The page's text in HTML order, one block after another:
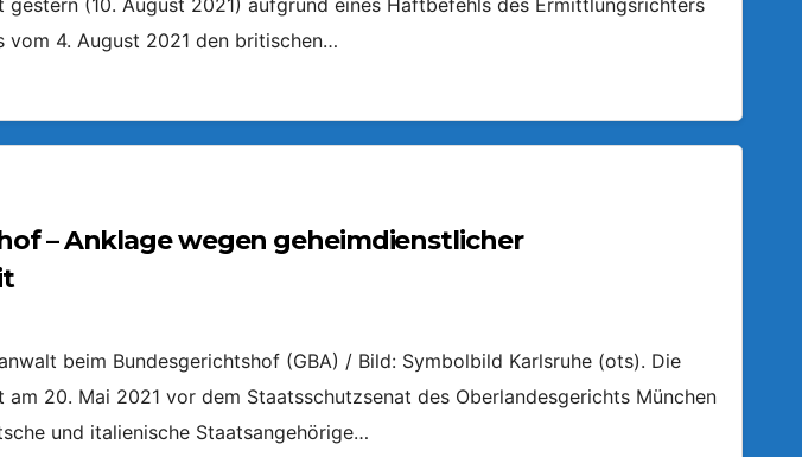
gestern (10. August 2021) aufgrund eines Haftbefehls des Ermittlungsrichters
vom 4. August 2021 den britischen…
– Anklage wegen geheimdienstlicher
beim Bundesgerichtshof (GBA) / Bild: Symbolbild Karlsruhe (ots). Die
am 20. Mai 2021 vor dem Staatsschutzsenat des Oberlandesgerichts München
und italienische Staatsangehörige…